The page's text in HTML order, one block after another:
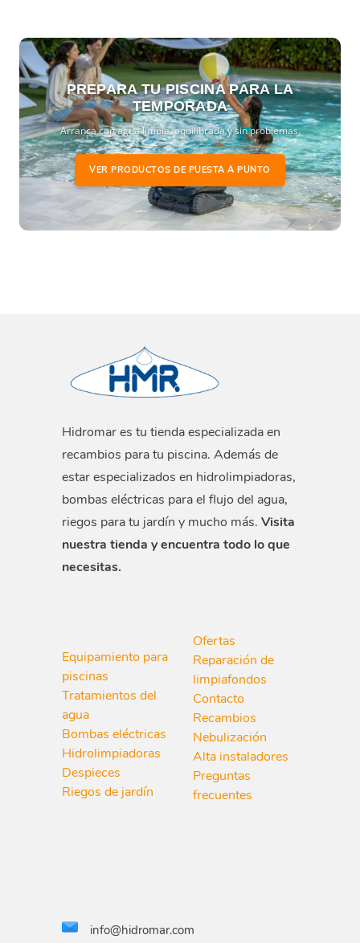
PREPARA TU PISCINA PARA LA
TEMPORADA
Arranca con agua limpia, equilibrada y sin problemas.
VER PRODUCTOS DE PUESTA A PUNTO
Hidromar es tu tienda especializada en
recambios para tu piscina. Además de
estar especializados en hidrolimpiadoras,
bombas eléctricas para el flujo del agua,
riegos para tu jardín y mucho más. Visita
nuestra tienda y encuentra todo lo que
necesitas.
Equipamiento para
piscinas
Tratamientos del
agua
Bombas eléctricas
Hidrolimpiadoras
Despieces
Riegos de jardín
Ofertas
Reparación de
limpiafondos
Contacto
Recambios
Nebulización
Alta instaladores
Preguntas
frecuentes
info@hidromar.com